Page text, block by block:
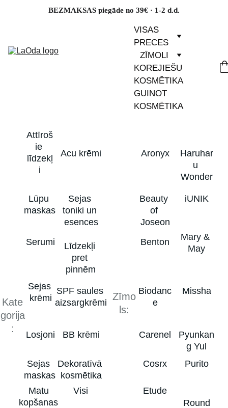
BEZMAKSAS piegāde no 39€ · 1-2 d.d.
VISAS
PRECES
ZĪMOLI
KOREJIEŠU
KOSMĒTIKA
GUINOT
KOSMĒTIKA
Kate
gorija
:
Sejas
toniki un
esences
Serumi
Acu krēmi
Sejas
krēmi
Attīroš
ie
līdzekļ
i
SPF saules
aizsargkrēmi
Losjoni
Lūpu
maskas
Līdzekļi
pret
pinnēm
Zīmo
ls:
Visi
Aronyx
Beauty
of
Joseon
Biodanc
e
Cosrx
Benton
Pyunkan
g Yul
Purito
Mary &
May
Haruhar
u
Wonder
BB krēmi
Missha
Dekoratīvā
kosmētika
Sejas
maskas
Matu
kopšanas
Carenel
Etude
iUNIK